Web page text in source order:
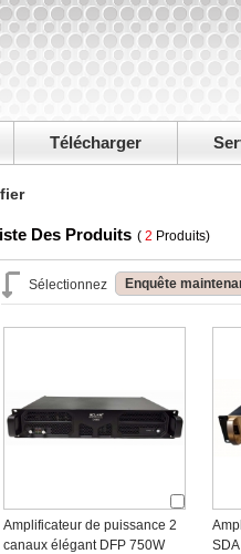
Télécharger
Des Produits ( 2 Produits)
Sélectionnez Enquête
Amplificateur de puissance 2
canaux élégant DFP 750W